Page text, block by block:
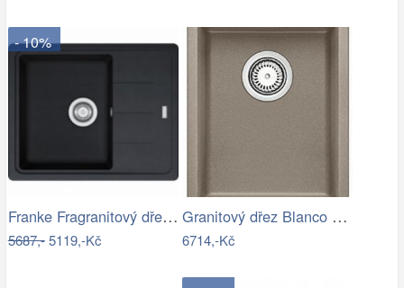
- 10%
Franke Fragranitový dřez BFG 611-62,…
5687,-5119,-Kč
Granitový dřez Blanco SUBLINE 320-U…
6714,-Kč